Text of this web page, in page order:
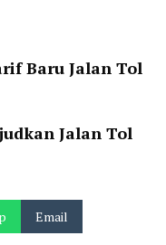
Baru Jalan Tol
Jalan Tol
Email